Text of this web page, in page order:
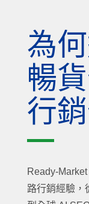
為
暢
行
Ready-
路行銷經驗，